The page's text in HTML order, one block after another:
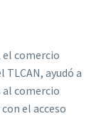
el comercio
ayudó a
al comercio
el acceso